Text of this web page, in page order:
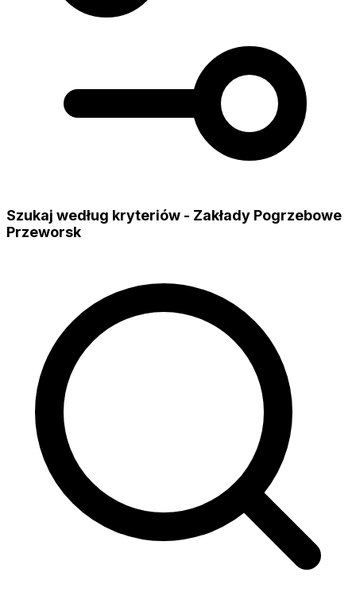
Szukaj według kryteriów - Zakłady Pogrzebowe
Przeworsk